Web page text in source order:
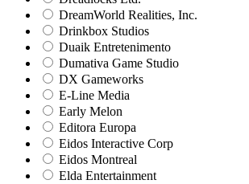
DreamWorld Realities, Inc.
Drinkbox Studios
Duaik Entretenimento
Dumativa Game Studio
DX Gameworks
E-Line Media
Early Melon
Editora Europa
Eidos Interactive Corp
Eidos Montreal
Elda Entertainment